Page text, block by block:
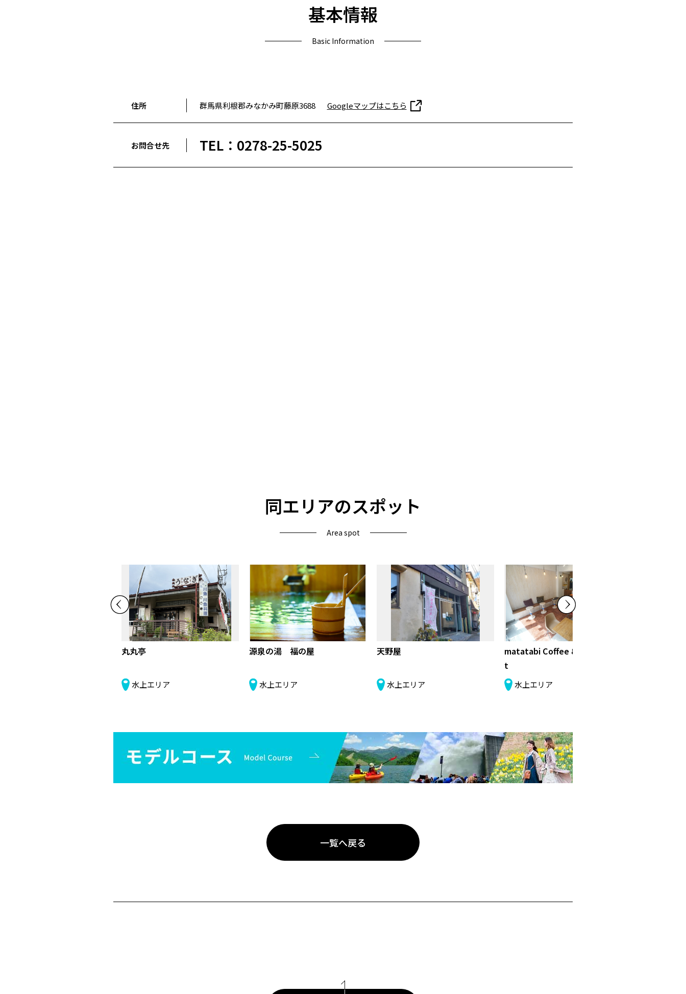
基本情報
Basic Information
住所 群馬県利根郡みなかみ町藤原3688 Googleマップはこちら
お問合せ先 TEL：0278-25-5025
同エリアのスポット
Area spot
丸丸亭
水上エリア
源泉の湯 福の屋
水上エリア
天野屋
水上エリア
matatabi Coffee & Breakfas
t
水上エリア
一覧へ戻る